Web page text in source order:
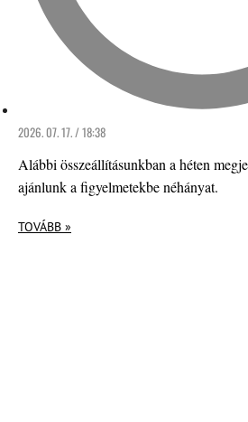
2026. 07. 17. / 18:38
Alábbi összeállításunkban a héten
ajánlunk a figyelmetekbe néhányat.
TOVÁBB »